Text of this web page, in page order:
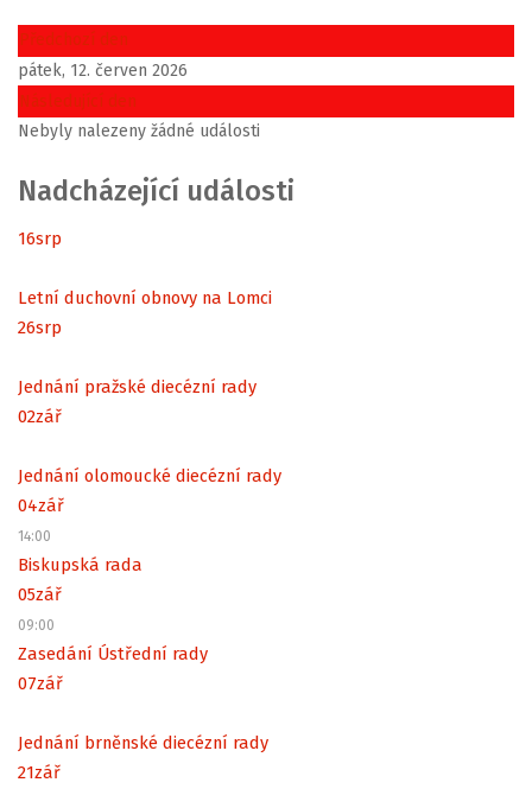
Předchozí den
pátek, 12. červen 2026
Následující den
Nebyly nalezeny žádné události
Nadcházející události
16srp
Letní duchovní obnovy na Lomci
26srp
Jednání pražské diecézní rady
02zář
Jednání olomoucké diecézní rady
04zář
14:00
Biskupská rada
05zář
09:00
Zasedání Ústřední rady
07zář
Jednání brněnské diecézní rady
21zář